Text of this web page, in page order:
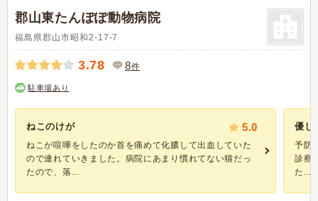
郡山東たんぽぽ動物病院
福島県郡山市昭和2-17-7
3.78 8件
駐車場あり
ねこのけが 5.0
ねこが喧嘩をしたのか首を痛めて化膿して出血していた
ので連れていきました。病院にあまり慣れてない猫だっ
たので、落...
優し
予防
診察
た...